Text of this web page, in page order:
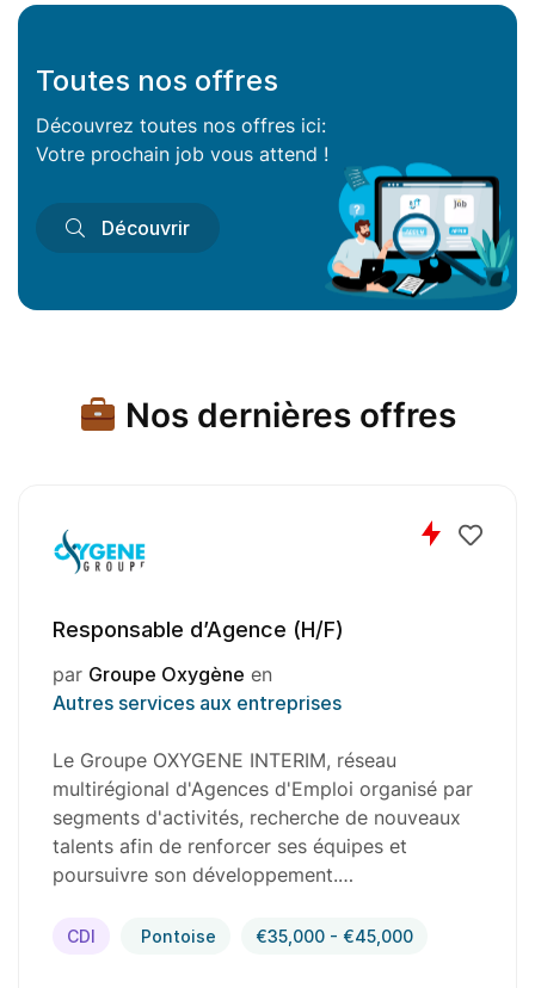
Toutes nos offres
Découvrez toutes nos offres ici:
Votre prochain job vous attend !
Découvrir
Nos dernières offres
Responsable d’Agence (H/F)
par Groupe Oxygène en
Autres services aux entreprises
Le Groupe OXYGENE INTERIM, réseau
multirégional d'Agences d'Emploi organisé par
segments d'activités, recherche de nouveaux
talents afin de renforcer ses équipes et
poursuivre son développement.…
CDI Pontoise €35,000 - €45,000